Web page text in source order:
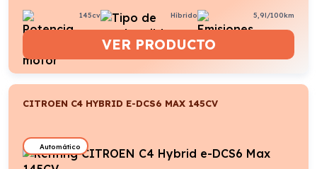
145cv Híbrido 5,9l/100km
VER PRODUCTO
CITROEN C4 HYBRID E-DCS6 MAX 145CV
Automático